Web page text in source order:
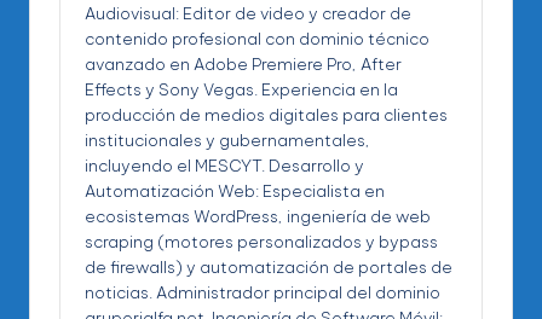
Audiovisual: Editor de video y creador de
contenido profesional con dominio técnico
avanzado en Adobe Premiere Pro, After
Effects y Sony Vegas. Experiencia en la
producción de medios digitales para clientes
institucionales y gubernamentales,
incluyendo el MESCYT. Desarrollo y
Automatización Web: Especialista en
ecosistemas WordPress, ingeniería de web
scraping (motores personalizados y bypass
de firewalls) y automatización de portales de
noticias. Administrador principal del dominio